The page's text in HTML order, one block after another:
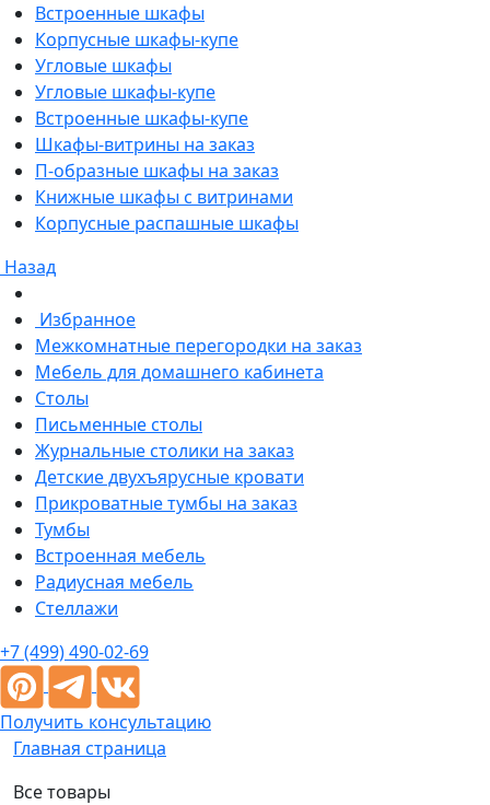
Встроенные шкафы
Корпусные шкафы-купе
Угловые шкафы
Угловые шкафы-купе
Встроенные шкафы-купе
Шкафы-витрины на заказ
П-образные шкафы на заказ
Книжные шкафы с витринами
Корпусные распашные шкафы
Назад
Избранное
Межкомнатные перегородки на заказ
Мебель для домашнего кабинета
Столы
Письменные столы
Журнальные столики на заказ
Детские двухъярусные кровати
Прикроватные тумбы на заказ
Тумбы
Встроенная мебель
Радиусная мебель
Стеллажи
+7 (499) 490-02-69
Получить консультацию
Главная страница
Все товары